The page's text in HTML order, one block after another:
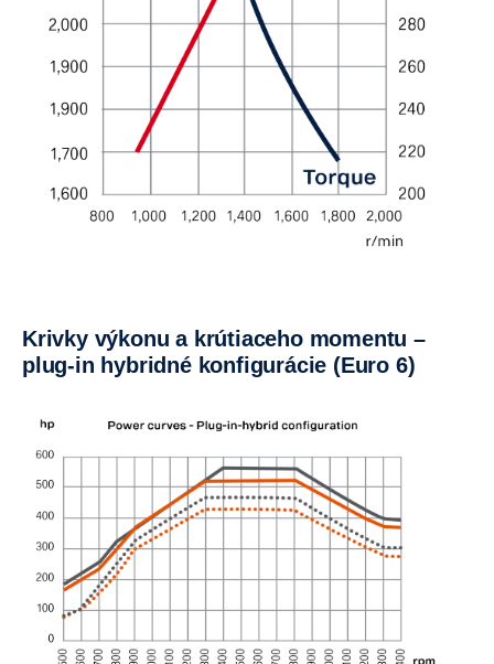
Krivky výkonu a krútiaceho momentu –
plug-in hybridné konfigurácie (Euro 6)